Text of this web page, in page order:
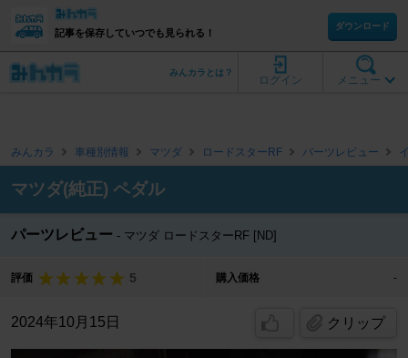
記事を保存していつでも見られる！
ダウンロード
メニュー
ログイン
みんカラとは？
みんカラ 車種別情報 マツダ ロードスターRF パーツレビュー
マツダ(純正) ペダル
パーツレビュー マツダ ロードスターRF [ND]
評価 5 購入価格 -
2024年10月15日 クリップ